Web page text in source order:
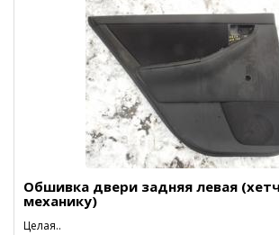
Обшивка двери задняя левая
механику)
Целая..